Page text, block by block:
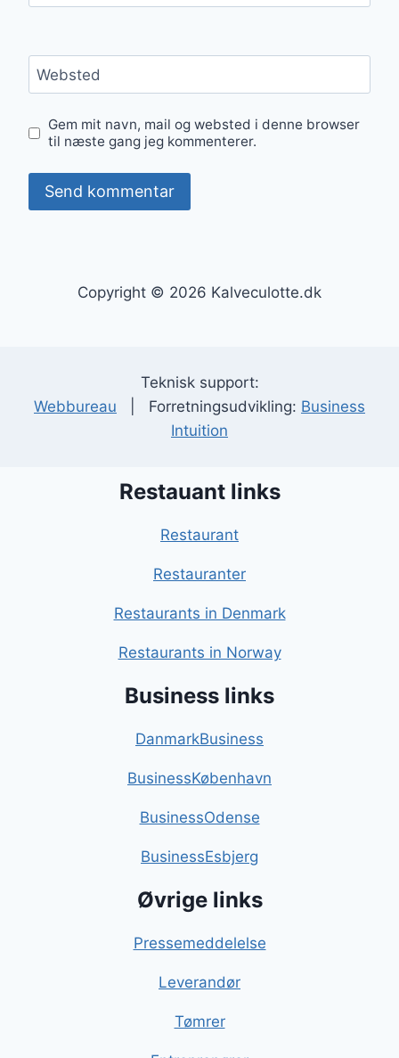
Websted
Gem mit navn, mail og websted i denne browser
til næste gang jeg kommenterer.
Copyright © 2026 Kalveculotte.dk
Teknisk support:
Webbureau | Forretningsudvikling: Business
Intuition
Restauant links
Restaurant
Restauranter
Restaurants in Denmark
Restaurants in Norway
Business links
DanmarkBusiness
BusinessKøbenhavn
BusinessOdense
BusinessEsbjerg
Øvrige links
Pressemeddelelse
Leverandør
Tømrer